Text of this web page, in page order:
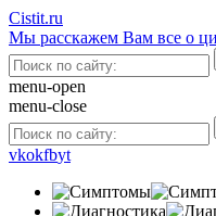
Сistit.ru
Мы расскажем Вам все о
menu-open
menu-close
vkokfbyt